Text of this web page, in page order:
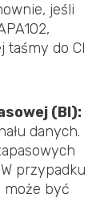
jeśli
taśmy do CI
(BI):
danych.
przypadku
może być